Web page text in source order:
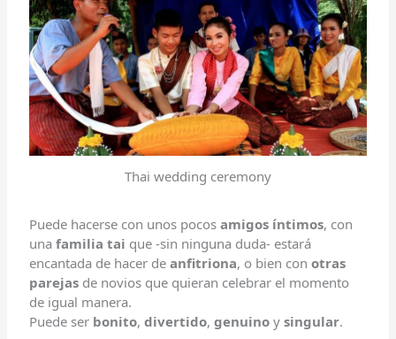
Thai wedding ceremony
Puede hacerse con unos pocosamigos íntimos, con
unafamilia tai que -sin ninguna duda- estará
encantada de hacer deanfitriona, o bien conotras
parejas de novios que quieran celebrar el momento
de igual manera.
Puede ser bonito,divertido,genuino ysingular.